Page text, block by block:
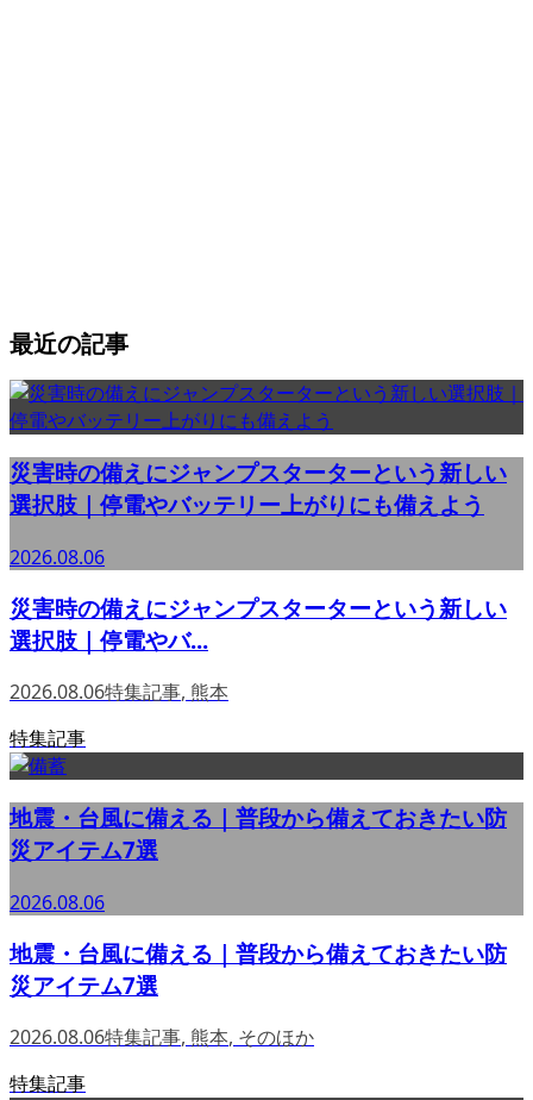
最近の記事
災害時の備えにジャンプスターターという新しい
選択肢｜停電やバッテリー上がりにも備えよう
2026.08.06
災害時の備えにジャンプスターターという新しい
選択肢｜停電やバ...
2026.08.06特集記事, 熊本
特集記事
地震・台風に備える｜普段から備えておきたい防
災アイテム7選
2026.08.06
地震・台風に備える｜普段から備えておきたい防
災アイテム7選
2026.08.06特集記事, 熊本, そのほか
特集記事